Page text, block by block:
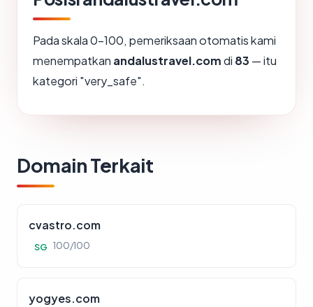
Pada skala 0-100, pemeriksaan otomatis kami
menempatkan andalustravel.comdi 83 — itu
kategori "very_safe".
Domain Terkait
cvastro.com
SG 100/100
yogyes.com